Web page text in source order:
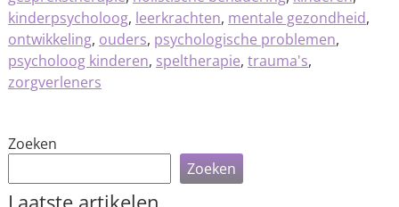
kinderpsycholoog, leerkrachten, mentale gezondheid,
ontwikkeling, ouders, psychologische problemen,
psycholoog kinderen, speltherapie, trauma's,
zorgverleners
Zoeken
Zoeken
Laatste artikelen